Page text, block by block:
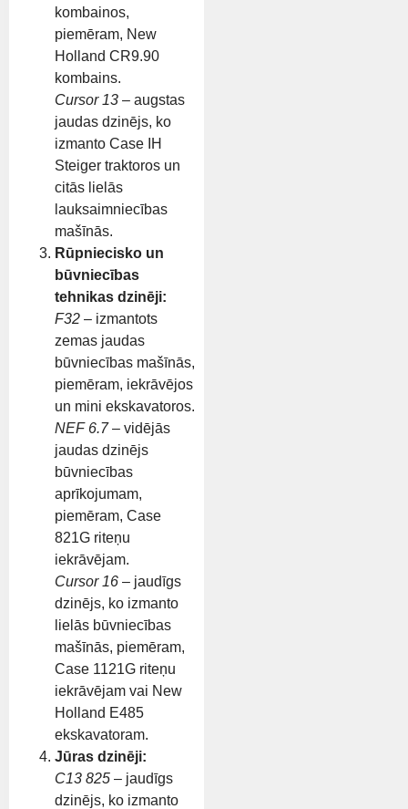
kombainos,
piemēram, New
Holland CR9.90
kombains.
Cursor 13 – augstas
jaudas dzinējs, ko
izmanto Case IH
Steiger traktoros un
citās lielās
lauksaimniecības
mašīnās.
Rūpniecisko un
būvniecības
tehnikas dzinēji:
F32 – izmantots
zemas jaudas
būvniecības mašīnās,
piemēram, iekrāvējos
un mini ekskavatoros.
NEF 6.7– vidējās
jaudas dzinējs
būvniecības
aprīkojumam,
piemēram, Case
821G riteņu
iekrāvējam.
Cursor 16 – jaudīgs
dzinējs, ko izmanto
lielās būvniecības
mašīnās, piemēram,
Case 1121G riteņu
iekrāvējam vai New
Holland E485
ekskavatoram.
Jūras dzinēji:
C13 825 – jaudīgs
dzinējs, ko izmanto